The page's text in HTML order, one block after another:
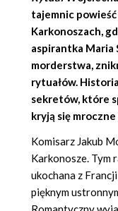
tajemnic
Karkonoszach,
aspirantka Maria
morderstwa,
rytuałów.
sekretów, które
kryją się mroczne
Komisarz Jakub
Karkonosze. Tym
ukochana z
pięknym